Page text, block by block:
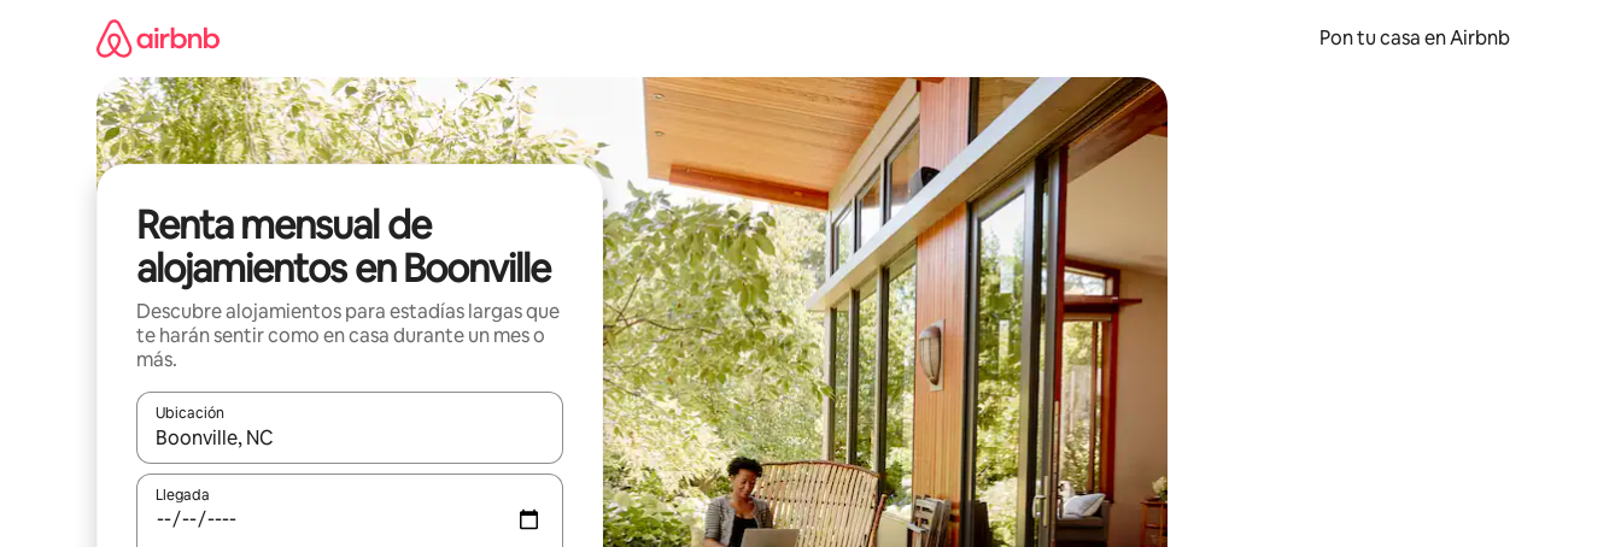
Pon tu casa en Airbnb
Renta mensual de
alojamientos en Boonville
Descubre alojamientos para estadías largas que
te harán sentir como en casa durante un mes o
más.
Ubicación
Cuando los resultados estén disponibles, navega con las teclas de flecha hacia arriba y hacia abajo o explora con el tacto o desliza el dedo.
Llegada